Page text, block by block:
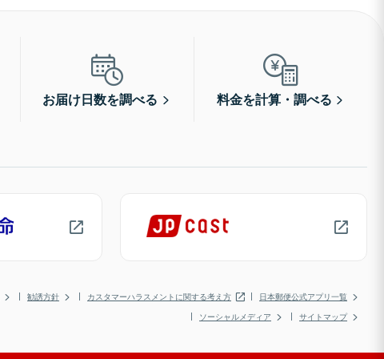
お届け日数を調べる 料金を計算・調べる
勧誘方針 カスタマーハラスメントに関する考え方
日本郵便公式アプリ一覧
ソーシャルメディア
サイトマップ